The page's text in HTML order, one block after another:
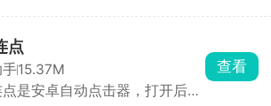
的需求。支持按小时、按天等
模式，用户可根据需求选择短
长期租赁，降低体验成本。每
有平台担保，租前账号状态透
点
15.37M
是安卓自动点击器，打开后开
查看